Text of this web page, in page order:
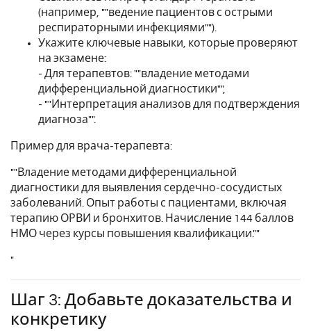
(например, ""ведение пациентов с острыми
респираторными инфекциями"").
Укажите ключевые навыки, которые проверяют
на экзамене:
- Для терапевтов: ""владение методами
дифференциальной диагностики"",
- ""Интерпретация анализов для подтверждения
диагноза"".
Пример для врача-терапевта:
""Владение методами дифференциальной
диагностики для выявления сердечно-сосудистых
заболеваний. Опыт работы с пациентами, включая
терапию ОРВИ и бронхитов. Начисление 144 баллов
НМО через курсы повышения квалификации.""
"
Шаг 3: Добавьте доказательства и
конкретику